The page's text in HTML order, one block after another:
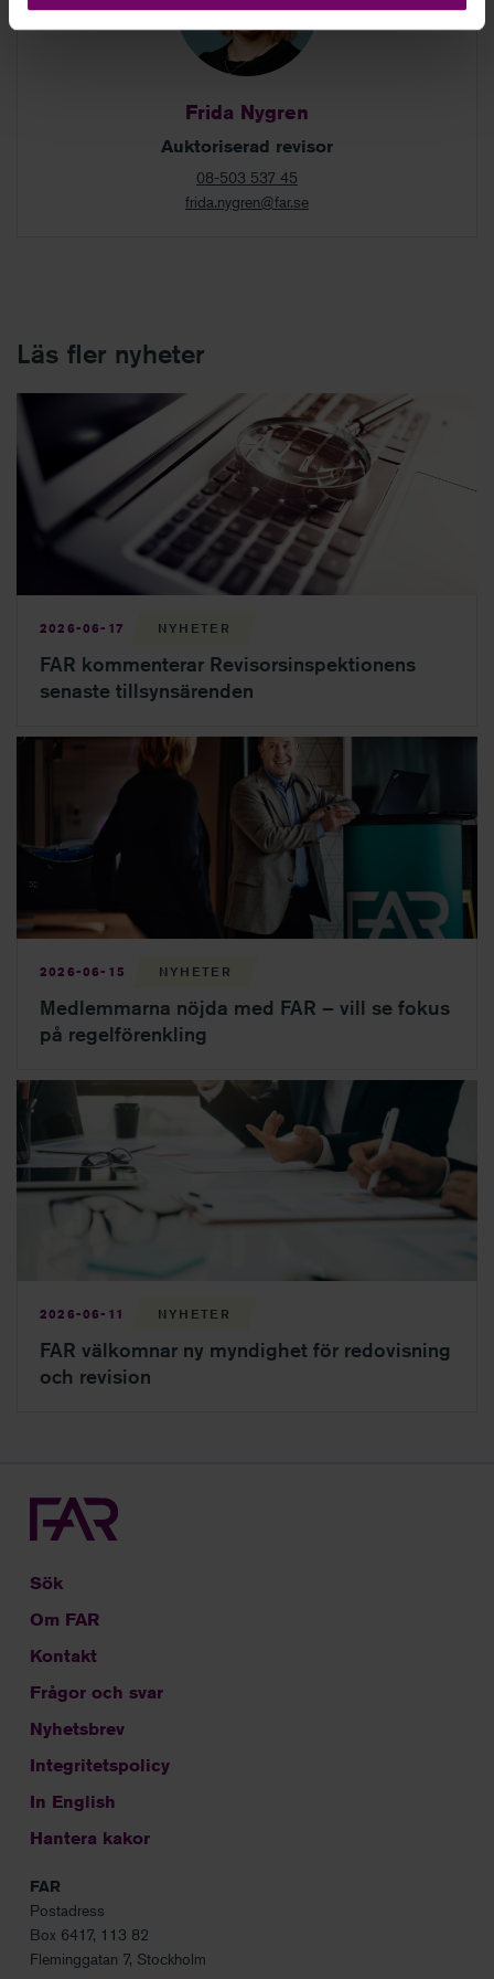
Frida Nygren
Auktoriserad revisor
08-503 537 45
frida.nygren@far.se
Läs fler nyheter
FAR kommenterar Revisorsinspektionens senaste
2026-06-17 NYHETER
FAR kommenterar Revisorsinspektionens
senaste tillsynsärenden
Medlemmarna nöjda med FAR – vill se fokus på regelförenkling
2026-06-15 NYHETER
Medlemmarna nöjda med FAR – vill se fokus
på regelförenkling
FAR välkomnar ny myndighet för redovisning och revision
2026-06-11 NYHETER
FAR välkomnar ny myndighet för redovisning
och revision
Sök
Om FAR
Kontakt
Frågor och svar
Nyhetsbrev
Integritetspolicy
In English
Hantera kakor
FAR
Postadress
Box 6417, 113 82
Fleminggatan 7, Stockholm